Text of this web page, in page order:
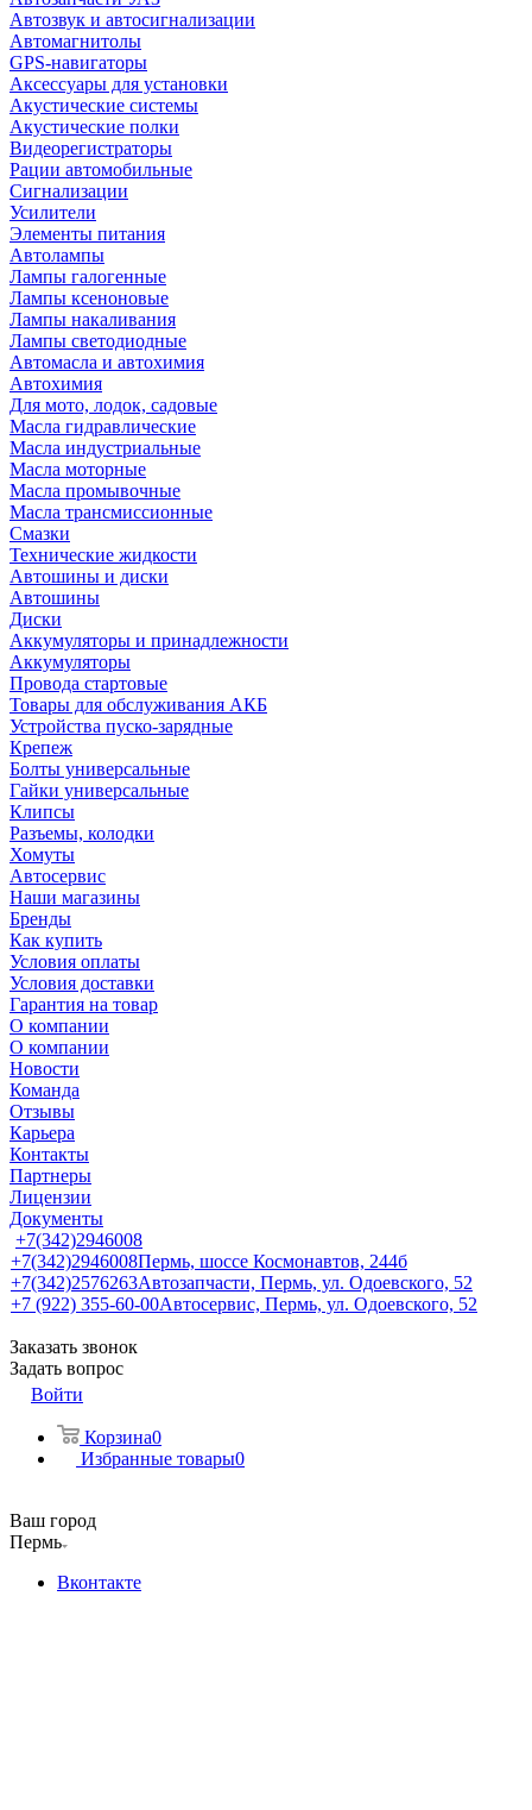
Автозвук и автосигнализации
Автомагнитолы
GPS-навигаторы
Аксессуары для установки
Акустические системы
Акустические полки
Видеорегистраторы
Рации автомобильные
Сигнализации
Усилители
Элементы питания
Автолампы
Лампы галогенные
Лампы ксеноновые
Лампы накаливания
Лампы светодиодные
Автомасла и автохимия
Автохимия
Для мото, лодок, садовые
Масла гидравлические
Масла индустриальные
Масла моторные
Масла промывочные
Масла трансмиссионные
Смазки
Технические жидкости
Автошины и диски
Автошины
Диски
Аккумуляторы и принадлежности
Аккумуляторы
Провода стартовые
Товары для обслуживания АКБ
Устройства пуско-зарядные
Крепеж
Болты универсальные
Гайки универсальные
Клипсы
Разъемы, колодки
Хомуты
Автосервис
Наши магазины
Бренды
Как купить
Условия оплаты
Условия доставки
Гарантия на товар
О компании
О компании
Новости
Команда
Отзывы
Карьера
Контакты
Партнеры
Лицензии
Документы
+7(342)2946008
+7(342)2946008Пермь, шоссе Космонавтов, 244б
+7(342)2576263Автозапчасти, Пермь, ул. Одоевского, 52
+7 (922) 355-60-00Автосервис, Пермь, ул. Одоевского, 52
Заказать звонок
Задать вопрос
Войти
Корзина0
Избранные товары0
Ваш город
Пермь
Вконтакте